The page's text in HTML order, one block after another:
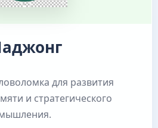
для развития
и стратегического